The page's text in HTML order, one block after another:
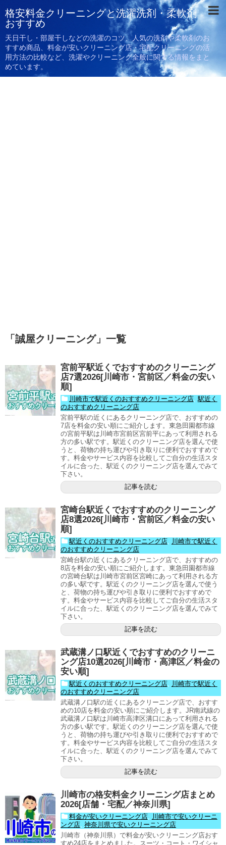
格安料金クリーニングと洗濯洗剤・柔軟剤
おすすめ
天日干し・部屋干しなどの洗濯のコツ、人気の洗剤や柔軟剤のお
すすめ商品、料金が安いクリーニング店・宅配クリーニングの活
用方法の比較など、洗濯やクリーニング全般に関する情報をまと
めています。
「 誠屋クリーニング」 一覧
宮前平駅近くでおすすめのクリーニング
店7選2026[川崎市・宮前区／料金の安い
順]
川崎市で駅近くのおすすめクリーニング店, 駅近く
のおすすめクリーニング店
宮前平駅の近くにあるクリーニング店で、おすすめの
7店を料金の安い順にご紹介します。東急田園都市線
の宮前平駅は川崎市宮前区宮前平にあって利用される
方の多い駅です。駅近くのクリーニング店を選んで使
うと、荷物の持ち運びや引き取りに便利でおすすめで
す。料金やサービス内容を比較してご自分の生活スタ
イルに合った、駅近くのクリーニング店を選んでみて
下さい。
記事を読む
宮崎台駅近くでおすすめのクリーニング
店8選2026[川崎市・宮前区／料金の安い
順]
駅近くのおすすめクリーニング店,
川崎市で駅近く
のおすすめクリーニング店
宮崎台駅の近くにあるクリーニング店で、おすすめの
8店を料金の安い順にご紹介します。東急田園都市線
の宮崎台駅は川崎市宮前区宮崎にあって利用される方
の多い駅です。駅近くのクリーニング店を選んで使う
と、荷物の持ち運びや引き取りに便利でおすすめで
す。料金やサービス内容を比較してご自分の生活スタ
イルに合った、駅近くのクリーニング店を選んでみて
下さい。
記事を読む
武蔵溝ノ口駅近くでおすすめのクリーニ
ング店10選2026[川崎市・高津区／料金の
安い順]
駅近くのおすすめクリーニング店,
川崎市で駅近く
のおすすめクリーニング店
武蔵溝ノ口駅の近くにあるクリーニング店で、おすす
めの10店を料金の安い順にご紹介します。JR南武線の
武蔵溝ノ口駅は川崎市高津区溝口にあって利用される
方の多い駅です。駅近くのクリーニング店を選んで使
うと、荷物の持ち運びや引き取りに便利でおすすめで
す。料金やサービス内容を比較してご自分の生活スタ
イルに合った、駅近くのクリーニング店を選んでみて
下さい。
記事を読む
川崎市の格安料金クリーニング店まとめ
2026[店舗・宅配／神奈川県]
料金が安いクリーニング店,
川崎市で安いクリーニ
ング店 神奈川県で安いクリーニング店
川崎市（神奈川県）で料金が安いクリーニング店おす
すめ24店をまとめました。スーツ・コート・ワイシャ